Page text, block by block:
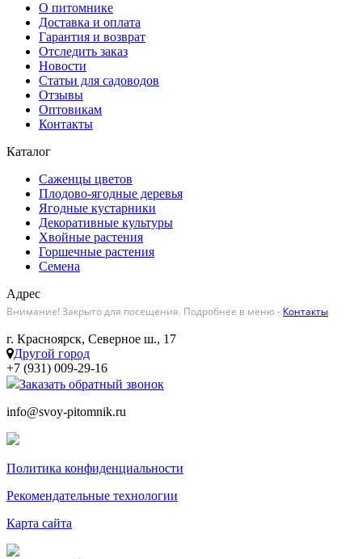
О питомнике
Доставка и оплата
Гарантия и возврат
Отследить заказ
Новости
Статьи для садоводов
Отзывы
Оптовикам
Контакты
Каталог
Саженцы цветов
Плодово-ягодные деревья
Ягодные кустарники
Декоративные культуры
Хвойные растения
Горшечные растения
Семена
Адрес
Внимание! Закрыто для посещения. Подробнее в меню - Контакты
г. Красноярск, Северное ш., 17
Другой город
+7 (931) 009-29-16
Заказать обратный звонок
info@svoy-pitomnik.ru
Политика конфиденциальности
Рекомендательные технологии
Карта сайта